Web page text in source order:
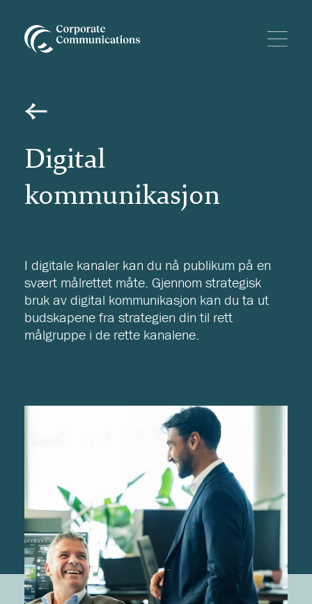
Digital
kommunikasjon
I digitale kanaler kan du nå publikum på en
svært målrettet måte. Gjennom strategisk
bruk av digital kommunikasjon kan du ta ut
budskapene fra strategien din til rett
målgruppe i de rette kanalene.